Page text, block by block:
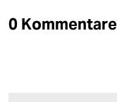
0 Kommentare